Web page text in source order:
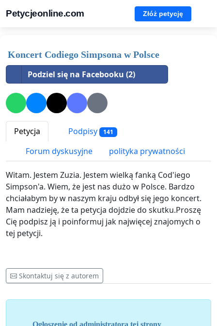
Petycjeonline.com Złóż petycję
Koncert Codiego Simpsona w Polsce
Podziel się na Facebooku (2)
Petycja Podpisy 141
Forum dyskusyjne polityka prywatności
Witam. Jestem Zuzia. Jestem wielką fanką Cod'iego
Simpson'a. Wiem, że jest nas dużo w Polsce. Bardzo
chciałabym by w naszym kraju odbył się jego koncert.
Mam nadzieję, że ta petycja dojdzie do skutku.Proszę
Cię podpisz ją i poinformuj jak najwięcej znajomych o
tej petycji.
Skontaktuj się z autorem
Ogłoszenie od administratora tej strony